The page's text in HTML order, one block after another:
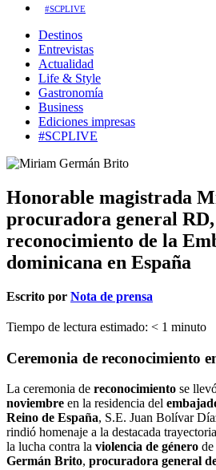
#SCPLIVE
Destinos
Entrevistas
Actualidad
Life & Style
Gastronomía
Business
Ediciones impresas
#SCPLIVE
Honorable magistrada
procuradora general
reconocimiento de la
dominicana en España
Escrito por Nota de prensa
Tiempo de lectura estimado: < 1 minuto
Ceremonia de reconocimiento
La ceremonia de reconocimiento se
noviembre en la residencia del
Reino de España, S.E. Juan Bolívar
rindió homenaje a la destacada
la lucha contra la violencia de género de
Germán Brito, procuradora general